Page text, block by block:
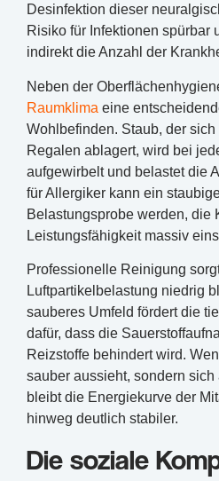
Desinfektion dieser
Risiko für Infektionen spürbar
indirekt die Anzahl der
Neben der
Raumklima eine
Wohlbefinden. Staub, der
Regalen ablagert, wird bei
aufgewirbelt und belastet die
für Allergiker kann ein
Belastungsprobe werden, die
Leistungsfähigkeit massiv
Professionelle Reinigung
Luftpartikelbelastung niedrig
sauberes Umfeld fördert die
dafür, dass die
Reizstoffe behindert wird.
sauber aussieht, sondern sich
bleibt die Energiekurve der
hinweg deutlich stabiler.
Die soziale